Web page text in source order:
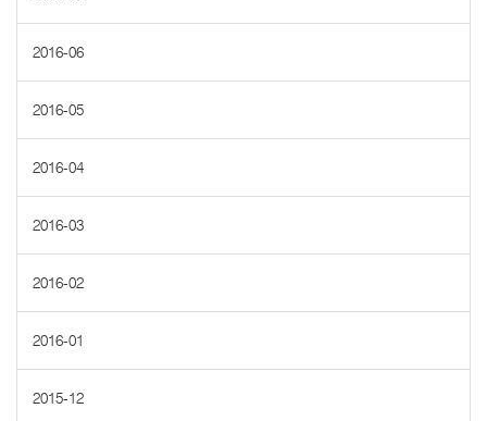
2016-06
2016-05
2016-04
2016-03
2016-02
2016-01
2015-12